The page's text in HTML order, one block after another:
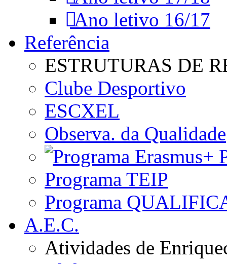
Ano letivo 16/17
Referência
ESTRUTURAS DE
Clube Desportivo
ESCXEL
Observa. da Qualidade
Programa TEIP
Programa
A.E.C.
Atividades de